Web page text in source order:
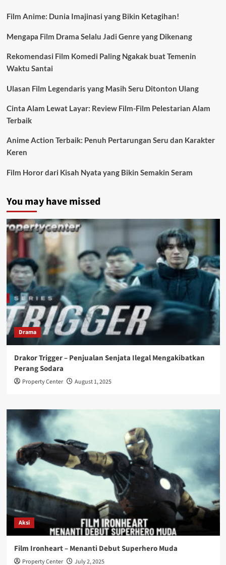
Film Anime: Dunia Imajinasi yang Bikin Ketagihan!
Mengapa Film Drama Selalu Jadi Genre yang Dikenang
Rekomendasi Film Komedi Paling Ngakak buat Temenin
Waktu Santai
Ulasan Film Legendaris yang Masih Seru Ditonton Ulang
Cinta Alam Lewat Layar: Review Film-Film Pelestarian Alam
Terbaik
Anime Action Terbaik: Penuh Pertarungan Seru dan Karakter
Keren
Film Horor dari Kisah Nyata yang Bikin Semakin Seram
You may have missed
Drama
Drakor Trigger – Penjualan Senjata Ilegal Mengakibatkan
Perang Sodara
Property Center August 1, 2025
Aksi
Film Ironheart – Menanti Debut Superhero Muda
Property Center July 2, 2025